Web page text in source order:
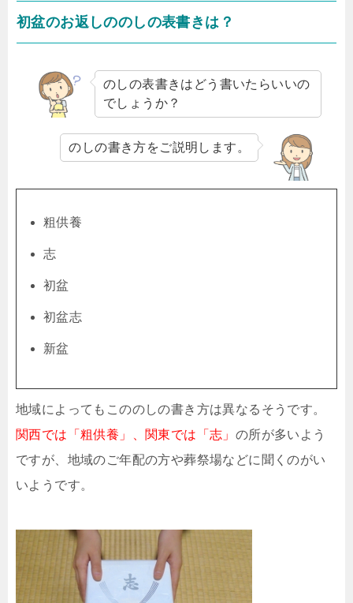
初盆のお返しののしの表書きは？
のしの表書きはどう書いたらいいの
でしょうか？
のしの書き方をご説明します。
粗供養
志
初盆
初盆志
新盆
地域によってもこののしの書き方は異なるそうです。
関西では「粗供養」、関東では「志」 の所が多いよう
ですが、地域のご年配の方や葬祭場などに聞くのがい
いようです。